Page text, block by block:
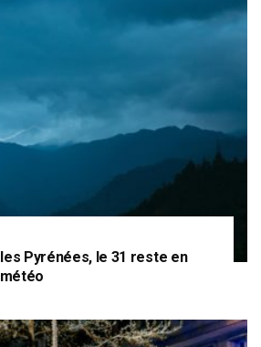
Pyrénées, le 31 reste en